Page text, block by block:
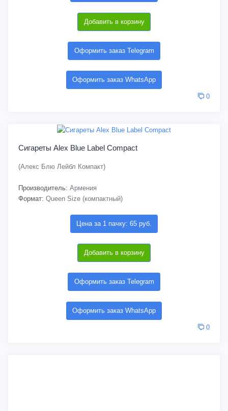
Добавить в корзину
Оформить заказ Telegram
Оформить заказ WhatsApp
0
Сигареты Alex Blue Label Compact
(Алекс Блю Лейбл Компакт)
Производитель: Армения
Формат: Queen Size (компактный)
Цена за 1 пачку: 65 руб.
Добавить в корзину
Оформить заказ Telegram
Оформить заказ WhatsApp
0